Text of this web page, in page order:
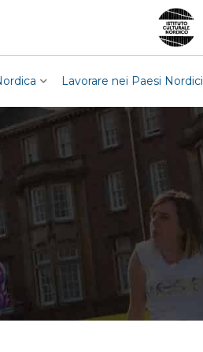
Lavorare nei Paesi Nordici